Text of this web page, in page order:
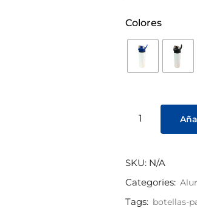
Colores
SKU: N/A
Categories:
Tags: botellas-